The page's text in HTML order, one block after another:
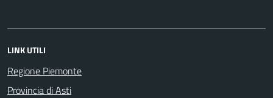
LINK UTILI
Regione Piemonte
Provincia di Asti